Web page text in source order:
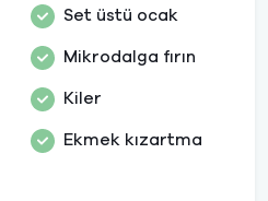
Set üstü ocak
Mikrodalga fırın
Kiler
Ekmek kızartma